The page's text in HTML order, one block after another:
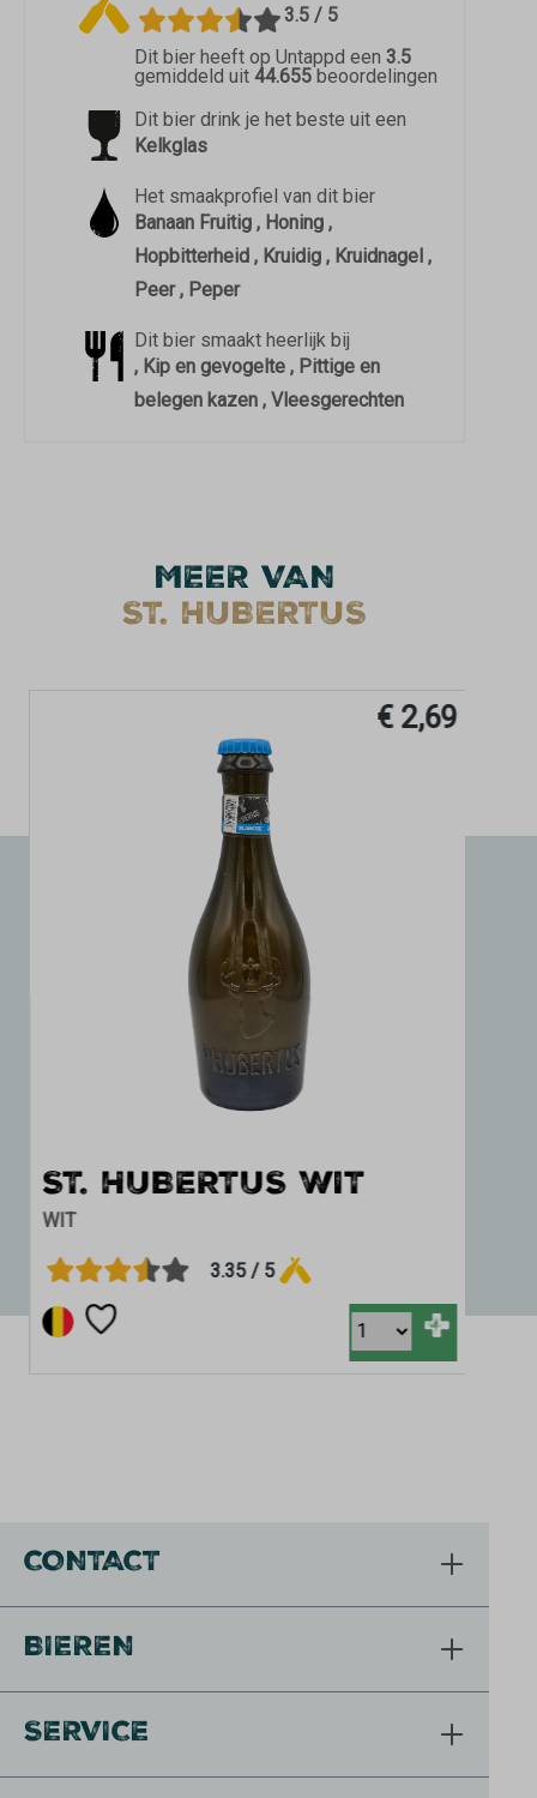
3.5 / 5
Dit bier heeft op Untappd een 3.5
gemiddeld uit 44.655 beoordelingen
Dit bier drink je het beste uit een
Kelkglas
Het smaakprofiel van dit bier
Banaan Fruitig , Honing ,
Hopbitterheid , Kruidig , Kruidnagel ,
Peer , Peper
Dit bier smaakt heerlijk bij
, Kip en gevogelte , Pittige en
belegen kazen , Vleesgerechten
MEER VAN
ST. HUBERTUS
€ 2,69
ST. HUBERTUS WIT
WIT
3.35 / 5
+
CONTACT
BIEREN
SERVICE